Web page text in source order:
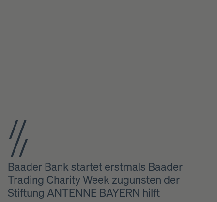
Baader Bank startet erstmals Baader
Trading Charity Week zugunsten der
Stiftung ANTENNE BAYERN hilft